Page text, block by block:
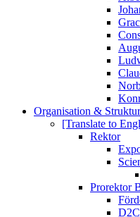
Organisation & Struktur
[Translate to
Rektor
Prorektor